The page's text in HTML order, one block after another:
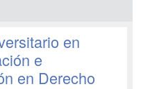
en
e
en Derecho